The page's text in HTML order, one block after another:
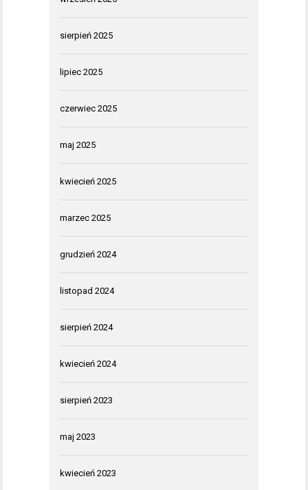
sierpień 2025
lipiec 2025
czerwiec 2025
maj 2025
kwiecień 2025
marzec 2025
grudzień 2024
listopad 2024
sierpień 2024
kwiecień 2024
sierpień 2023
maj 2023
kwiecień 2023